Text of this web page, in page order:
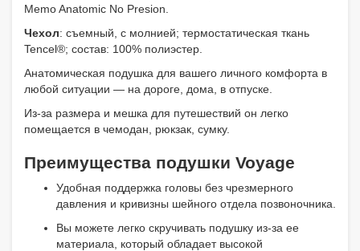
Memo Anatomic No Presion.
Чехол: съемный, с молнией; термостатическая ткань
Tencel®; состав: 100% полиэстер.
Анатомическая подушка для вашего личного комфорта в
любой ситуации — на дороге, дома, в отпуске.
Из-за размера и мешка для путешествий он легко
помещается в чемодан, рюкзак, сумку.
Преимущества подушки Voyage
Удобная поддержка головы без чрезмерного
давления и кривизны шейного отдела позвоночника.
Вы можете легко скручивать подушку из-за ее
материала, который обладает высокой